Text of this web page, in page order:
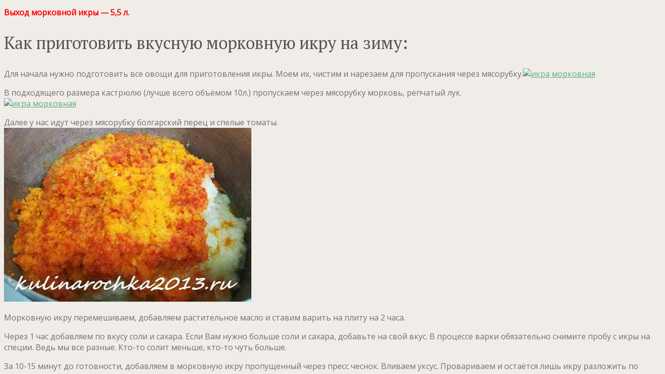
Выход морковной икры — 5,5 л.
Как приготовить вкусную морковную икру на зиму:
Для начала нужно подготовить все овощи для приготовления икры. Моем их, чистим и нарезаем для пропускания через мясорубку.
В подходящего размера кастрюлю (лучше всего объёмом 10л.) пропускаем через мясорубку морковь, репчатый лук.
Далее у нас идут через мясорубку болгарский перец и спелые томаты.
Морковную икру перемешиваем, добавляем растительное масло и ставим варить на плиту на 2 часа.
Через 1 час добавляем по вкусу соли и сахара. Если Вам нужно больше соли и сахара, добавьте на свой вкус. В процессе варки обязательно снимите пробу с икры на
специи. Ведь мы все разные. Кто-то солит меньше, кто-то чуть больше.
За 10-15 минут до готовности, добавляем в морковную икру пропущенный через пресс чеснок. Вливаем уксус. Провариваем и остаётся лишь икру разложить по